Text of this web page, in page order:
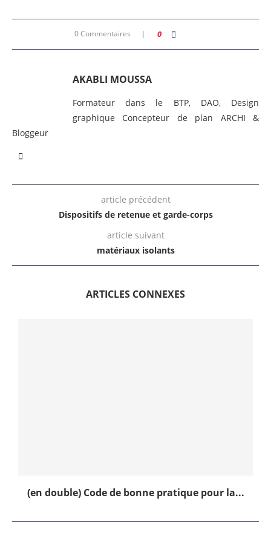
0 Commentaires 0
AKABLI MOUSSA
Formateur dans le BTP, DAO, Design
graphique Concepteur de plan ARCHI &
Bloggeur
article précédent
Dispositifs de retenue et garde-corps
article suivant
matériaux isolants
ARTICLES CONNEXES
(en double) Code de bonne pratique pour la...